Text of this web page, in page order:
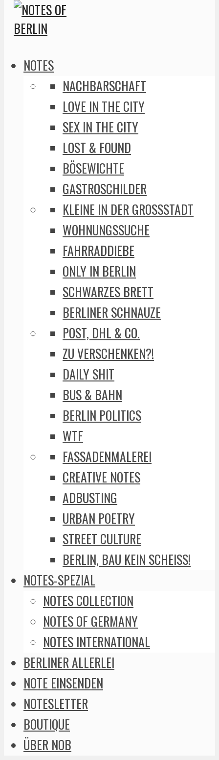
NOTES
NACHBARSCHAFT
LOVE IN THE CITY
SEX IN THE CITY
LOST & FOUND
BÖSEWICHTE
GASTROSCHILDER
KLEINE IN DER GROSSSTADT
WOHNUNGSSUCHE
FAHRRADDIEBE
ONLY IN BERLIN
SCHWARZES BRETT
BERLINER SCHNAUZE
POST, DHL & CO.
ZU VERSCHENKEN?!
DAILY SHIT
BUS & BAHN
BERLIN POLITICS
WTF
FASSADENMALEREI
CREATIVE NOTES
ADBUSTING
URBAN POETRY
STREET CULTURE
BERLIN, BAU KEIN SCHEISS!
NOTES-SPEZIAL
NOTES COLLECTION
NOTES OF GERMANY
NOTES INTERNATIONAL
BERLINER ALLERLEI
NOTE EINSENDEN
NOTESLETTER
BOUTIQUE
ÜBER NOB